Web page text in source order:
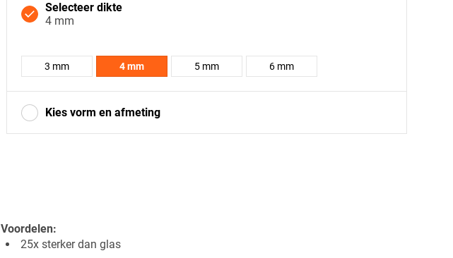
Selecteer dikte
4 mm
3 mm 4 mm 5 mm 6 mm
Kies vorm en afmeting
Afsnede
Vierkant met
Voordelen:
25x sterker dan glas